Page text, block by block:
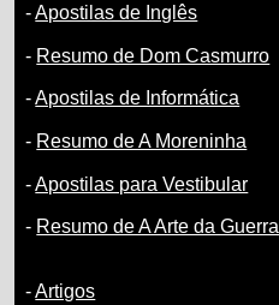
-Apostilas de Inglês
- Resumo de Dom Casmurro
-Apostilas de Informática
- Resumo de A Moreninha
-Apostilas para Vestibular
- Resumo de A Arte da Guerra
-Artigos